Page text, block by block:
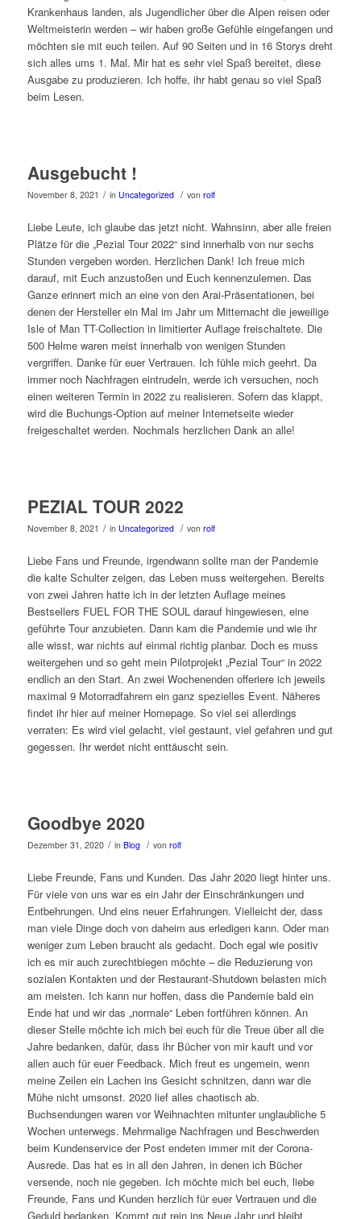
Krankenhaus landen, als Jugendlicher über die Alpen reisen oder
Weltmeisterin werden – wir haben große Gefühle eingefangen und
möchten sie mit euch teilen. Auf 90 Seiten und in 16 Storys dreht
sich alles ums 1. Mal. Mir hat es sehr viel Spaß bereitet, diese
Ausgabe zu produzieren. Ich hoffe, ihr habt genau so viel Spaß
beim Lesen.
Ausgebucht !
November 8, 2021 / in Uncategorized / von rolf
Liebe Leute, ich glaube das jetzt nicht. Wahnsinn, aber alle freien
Plätze für die „Pezial Tour 2022“ sind innerhalb von nur sechs
Stunden vergeben worden. Herzlichen Dank! Ich freue mich
darauf, mit Euch anzustoßen und Euch kennenzulernen. Das
Ganze erinnert mich an eine von den Arai-Präsentationen, bei
denen der Hersteller ein Mal im Jahr um Mitternacht die jeweilige
Isle of Man TT-Collection in limitierter Auflage freischaltete. Die
500 Helme waren meist innerhalb von wenigen Stunden
vergriffen. Danke für euer Vertrauen. Ich fühle mich geehrt. Da
immer noch Nachfragen eintrudeln, werde ich versuchen, noch
einen weiteren Termin in 2022 zu realisieren. Sofern das klappt,
wird die Buchungs-Option auf meiner Internetseite wieder
freigeschaltet werden. Nochmals herzlichen Dank an alle!
PEZIAL TOUR 2022
November 8, 2021 / in Uncategorized / von rolf
Liebe Fans und Freunde, irgendwann sollte man der Pandemie
die kalte Schulter zeigen, das Leben muss weitergehen. Bereits
von zwei Jahren hatte ich in der letzten Auflage meines
Bestsellers FUEL FOR THE SOUL darauf hingewiesen, eine
geführte Tour anzubieten. Dann kam die Pandemie und wie ihr
alle wisst, war nichts auf einmal richtig planbar. Doch es muss
weitergehen und so geht mein Pilotprojekt „Pezial Tour“ in 2022
endlich an den Start. An zwei Wochenenden offeriere ich jeweils
maximal 9 Motorradfahrern ein ganz spezielles Event. Näheres
findet ihr hier auf meiner Homepage. So viel sei allerdings
verraten: Es wird viel gelacht, viel gestaunt, viel gefahren und gut
gegessen. Ihr werdet nicht enttäuscht sein.
Goodbye 2020
Dezember 31, 2020 / in Blog / von rolf
Liebe Freunde, Fans und Kunden. Das Jahr 2020 liegt hinter uns.
Für viele von uns war es ein Jahr der Einschränkungen und
Entbehrungen. Und eins neuer Erfahrungen. Vielleicht der, dass
man viele Dinge doch von daheim aus erledigen kann. Oder man
weniger zum Leben braucht als gedacht. Doch egal wie positiv
ich es mir auch zurechtbiegen möchte – die Reduzierung von
sozialen Kontakten und der Restaurant-Shutdown belasten mich
am meisten. Ich kann nur hoffen, dass die Pandemie bald ein
Ende hat und wir das „normale“ Leben fortführen können. An
dieser Stelle möchte ich mich bei euch für die Treue über all die
Jahre bedanken, dafür, dass ihr Bücher von mir kauft und vor
allen auch für euer Feedback. Mich freut es ungemein, wenn
meine Zeilen ein Lachen ins Gesicht schnitzen, dann war die
Mühe nicht umsonst. 2020 lief alles chaotisch ab.
Buchsendungen waren vor Weihnachten mitunter unglaubliche 5
Wochen unterwegs. Mehrmalige Nachfragen und Beschwerden
beim Kundenservice der Post endeten immer mit der Corona-
Ausrede. Das hat es in all den Jahren, in denen ich Bücher
versende, noch nie gegeben. Ich möchte mich bei euch, liebe
Freunde, Fans und Kunden herzlich für euer Vertrauen und die
Geduld bedanken. Kommt gut rein ins Neue Jahr und bleibt